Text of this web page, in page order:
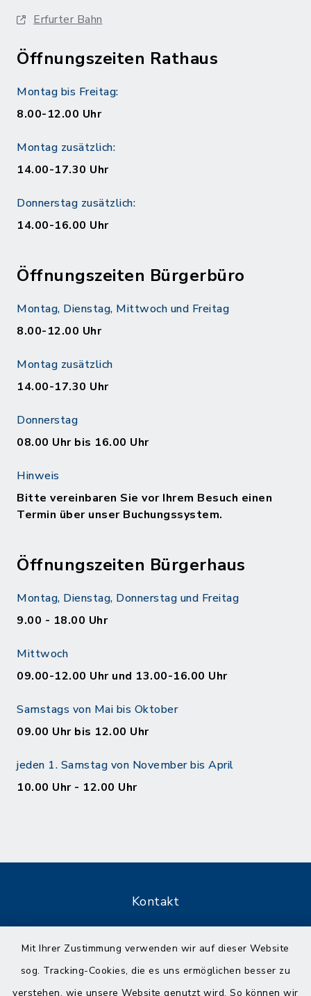
Mit Ihrer Zustimmung verwenden wir auf dieser Website
sog. Tracking-Cookies, die es uns ermöglichen besser zu
verstehen, wie unsere Website genutzt wird. So können wir
Erfurter Bahn
Öffnungszeiten Rathaus
Montag bis Freitag:
8.00-12.00 Uhr
Montag zusätzlich:
14.00-17.30 Uhr
Donnerstag zusätzlich:
14.00-16.00 Uhr
Öffnungszeiten Bürgerbüro
Montag, Dienstag, Mittwoch und Freitag
8.00-12.00 Uhr
Montag zusätzlich
14.00-17.30 Uhr
Donnerstag
08.00 Uhr bis 16.00 Uhr
Hinweis
Bitte vereinbaren Sie vor Ihrem Besuch einen
Termin über unser Buchungssystem.
Öffnungszeiten Bürgerhaus
Montag, Dienstag, Donnerstag und Freitag
9.00 - 18.00 Uhr
Mittwoch
09.00-12.00 Uhr und 13.00-16.00 Uhr
Samstags von Mai bis Oktober
09.00 Uhr bis 12.00 Uhr
jeden 1. Samstag von November bis April
10.00 Uhr - 12.00 Uhr
Kontakt
Datenschutz